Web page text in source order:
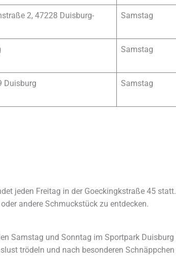
2, 47228 Duisburg-
Samstag
Samstag
Duisburg Samstag
jeden Freitag in der Goeckingkstraße 45
andere Schmuckstück zu entdecken.
Samstag und Sonntag im Sportpark
trödeln und nach besonderen